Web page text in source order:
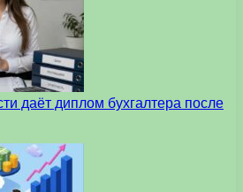
даёт диплом бухгалтера после